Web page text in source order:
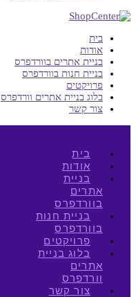
בית
אודות
בניית אתרים בוורדפרס
בניית חנות בוורדפרס
פרויקטים
בלוג בניית אתרים וורדפרס
צור קשר
בית
אודות
בניית
אתרים
בוורדפרס
בניית חנות
בוורדפרס
פרויקטים
בלוג בניית
אתרים
וורדפרס
צור קשר